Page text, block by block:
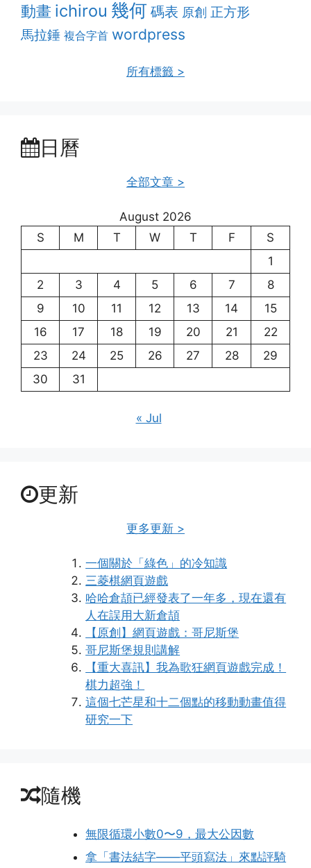
動畫 ichirou 幾何 碼表 原創 正方形
馬拉錘 複合字首 wordpress
所有標籤 >
日曆
全部文章 >
August 2026
S
M T W T F
S
1
2
3 4 5 6 7
8
9
10 11 12 13 14
15
16
17 18 19 20 21
22
23
24 25 26 27 28
29
30
31
« Jul
更新
更多更新 >
一個關於「綠色」的冷知識
三菱棋網頁遊戲
哈哈倉頡已經發表了一年多，現在還有
人在誤用大新倉頡
【原創】網頁遊戲：哥尼斯堡
哥尼斯堡規則講解
【重大喜訊】我為歌狂網頁遊戲完成！
棋力超強！
這個七芒星和十二個點的移動動畫值得
研究一下
隨機
無限循環小數0〜9，最大公因數
拿「書法結字——平頭寫法」來點評騎